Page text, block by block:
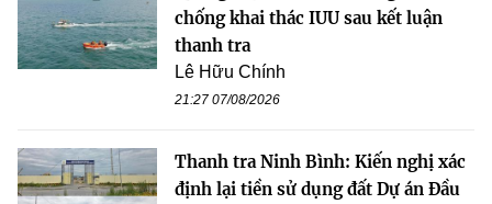
chống khai thác IUU sau kết luận
thanh tra
Lê Hữu Chính
21:27 07/08/2026
Thanh tra Ninh Bình: Kiến nghị xác
định lại tiền sử dụng đất Dự án Đầu